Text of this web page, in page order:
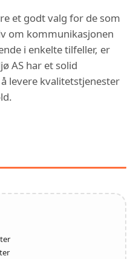
et godt valg for de som
om kommunikasjonen
i enkelte tilfeller, er
AS har et solid
levere kvalitetstjenester